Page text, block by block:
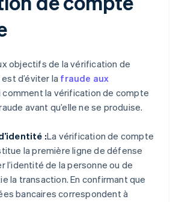
objectifs de la vérification de
d’éviter la fraude aux
comment la vérification de compte
avant qu’elle ne se produise.
:La vérification de compte
la première ligne de défense
l’identité de la personne ou de
la transaction. En confirmant que
bancaires correspondent à